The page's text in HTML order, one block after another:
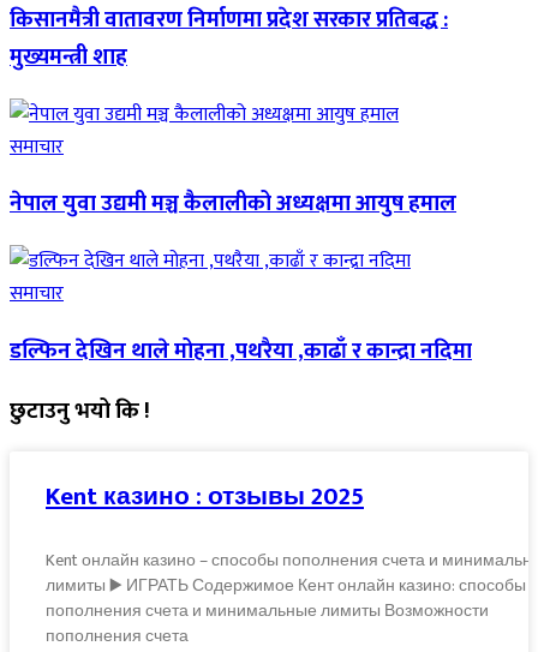
किसानमैत्री वातावरण निर्माणमा प्रदेश सरकार प्रतिबद्ध :
मुख्यमन्त्री शाह
समाचार
नेपाल युवा उद्यमी मञ्च कैलालीको अध्यक्षमा आयुष हमाल
समाचार
डल्फिन देखिन थाले मोहना ,पथरैया ,काढाँ र कान्द्रा नदिमा
छुटाउनु भयो कि !
Kent казино : отзывы 2025
Kent онлайн казино – способы пополнения счета и
лимиты ▶️ ИГРАТЬ Содержимое Кент онлайн казино: способы
пополнения счета и минимальные лимиты Возможности
пополнения счета